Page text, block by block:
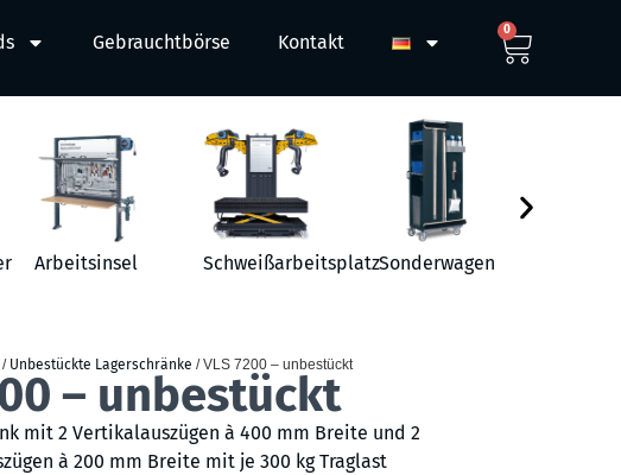
Gebrauchtbörse Kontakt
0
Arbeitsinsel SchweißarbeitsplatzSonderwagen
/ Unbestückte Lagerschränke / VLS 7200 – unbestückt
– unbestückt
mit 2 Vertikalauszügen à 400 mm Breite und 2
à 200 mm Breite mit je 300 kg Traglast